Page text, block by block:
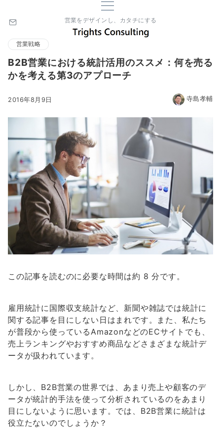
営業をデザインし、カタチにする
営業戦略
B2B営業における統計活用のススメ：何を売る
かを考える第3のアプローチ
2016年8月9日 寺島孝輔
この記事を読むのに必要な時間は約 8 分です。
雇用統計に国際収支統計など、新聞や雑誌では統計に
関する記事を目にしない日はまれです。また、私たち
が普段から使っているAmazonなどのECサイトでも、
売上ランキングやおすすめ商品などさまざまな統計デ
ータが扱われています。
しかし、B2B営業の世界では、あまり売上や顧客のデ
ータが統計的手法を使って分析されているのをあまり
目にしないように思います。では、B2B営業に統計は
役立たないのでしょうか？